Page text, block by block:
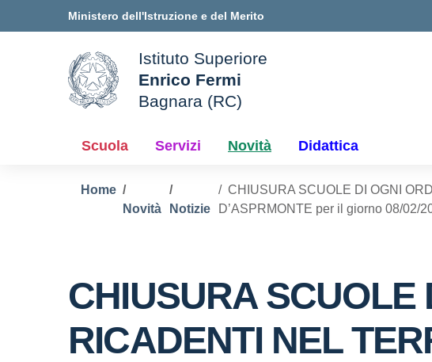
Ministero dell'Istruzione e del Merito
della scuola
Istituto Superiore
Enrico Fermi
Bagnara (RC)
Scuola Servizi Novità Didattica
Home
Novità
Notizie
CHIUSURA SCUOLE DI OGNI
D’ASPRMONTE per il giorno 08/02/
CHIUSURA SCUOLE
RICADENTI NEL